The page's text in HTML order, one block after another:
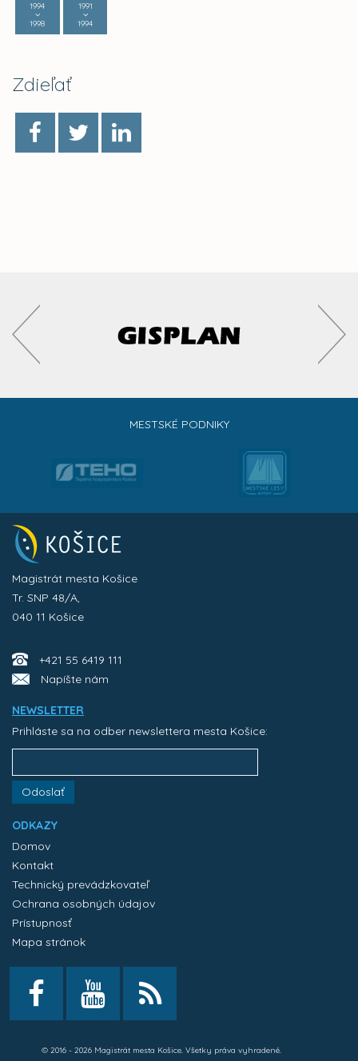
1994
1998
1991
1994
Zdieľať
MESTSKÉ PODNIKY
Magistrát mesta Košice
Tr. SNP 48/A,
040 11 Košice
+421 55 6419 111
Napíšte nám
NEWSLETTER
Prihláste sa na odber newslettera mesta Košice:
Odoslať
ODKAZY
Domov
Kontakt
Technický prevádzkovateľ
Ochrana osobných údajov
Prístupnosť
Mapa stránok
© 2016 - 2026 Magistrát mesta Košice. Všetky práva vyhradené.